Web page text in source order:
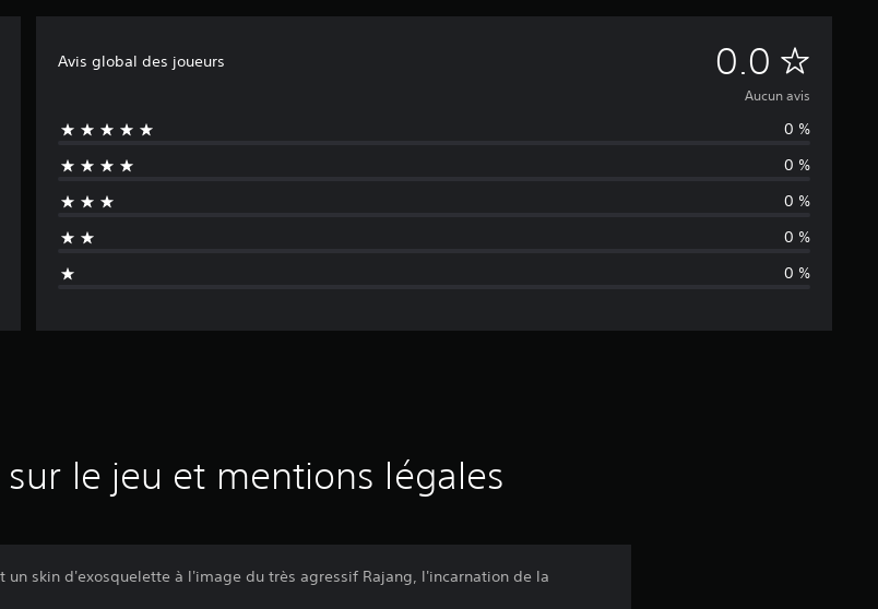
Avis global des joueurs 0.0 A
u
c
u
n
a
v
Aucun avis
0 %
0 %
0 %
0 %
0 %
le jeu et mentions légales
un skin d'exosquelette à l'image du très agressif Rajang, l'incarnation de la